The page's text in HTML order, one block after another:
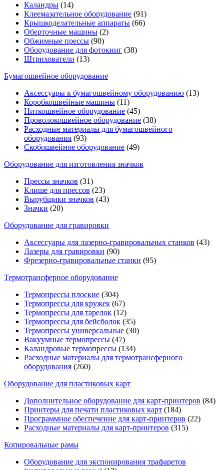
Каландры (14)
Клеемазательное оборудование (91)
Крышкоделательные аппараты (66)
Оберточные машины (2)
Обжимные прессы (90)
Оборудование для фотокниг (38)
Штрихователи (13)
Бумагошвейное оборудование
Аксессуары к бумагошвейному оборудованию (13)
Коробкошвейные машины (11)
Ниткошвейное оборудование (45)
Проволокошвейное оборудование (38)
Расходные материалы для бумагошвейного
оборудования (93)
Скобошвейное оборудование (49)
Оборудование для изготовления значков
Прессы значков (31)
Клише для прессов (23)
Вырубщики значков (43)
Значки (20)
Оборудование для гравировки
Аксессуары для лазерно-гравировальных станков (43)
Лазеры для гравировки (90)
Фрезерно-гравировальные станки (95)
Термотрансферное оборудование
Термопрессы плоские (304)
Термопрессы для кружек (67)
Термопрессы для тарелок (12)
Термопрессы для бейсболок (35)
Термопрессы универсальные (30)
Вакуумные термопрессы (47)
Каландровые термопрессы (134)
Расходные материалы для термотрансферного
оборудования (260)
Оборудование для пластиковых карт
Дополнительное оборудование для карт-принтеров (84)
Принтеры для печати пластиковых карт (184)
Программное обеспечение для карт-принтеров (22)
Расходные материалы для карт-принтеров (315)
Копировальные рамы
Оборудование для экспонирования трафаретов